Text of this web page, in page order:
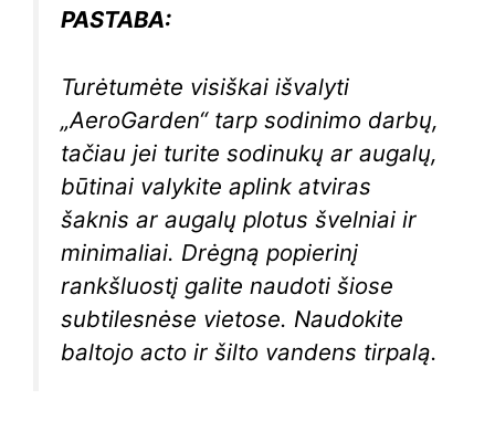
PASTABA:
Turėtumėte visiškai išvalyti
„AeroGarden“ tarp sodinimo darbų,
tačiau jei turite sodinukų ar augalų,
būtinai valykite aplink atviras
šaknis ar augalų plotus švelniai ir
minimaliai. Drėgną popierinį
rankšluostį galite naudoti šiose
subtilesnėse vietose. Naudokite
baltojo acto ir šilto vandens tirpalą.